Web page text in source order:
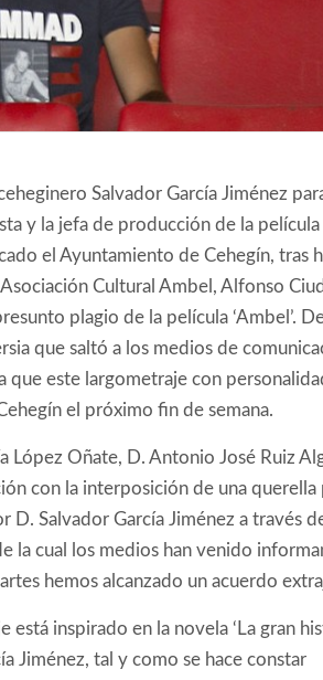
Salvador García Jiménez
y la jefa de producción de la película
el Ayuntamiento de Cehegín, tras
Cultural Ambel, Alfonso
plagio de la película ‘Ambel’.
que saltó a los medios de
que este largometraje con
el próximo fin de semana.
López Oñate, D. Antonio José Ruiz
con la interposición de una querella
Salvador García Jiménez a través
la cual los medios han venido
hemos alcanzado un acuerdo
inspirado en la novela ‘La gran
Jiménez, tal y como se hace constar